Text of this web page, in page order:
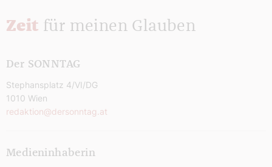
Zeit für meinen Glauben
Der SONNTAG
Stephansplatz 4/VI/DG
1010 Wien
redaktion@dersonntag.at
Medieninhaberin